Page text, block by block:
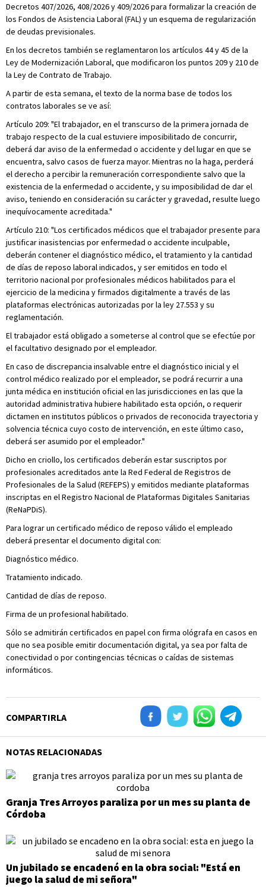
Decretos 407/2026, 408/2026 y 409/2026 para formalizar la creación de
los Fondos de Asistencia Laboral (FAL) y un esquema de regularización
de deudas previsionales.
En los decretos también se reglamentaron los artículos 44 y 45 de la
Ley de Modernización Laboral, que modificaron los puntos 209 y 210 de
la Ley de Contrato de Trabajo.
A partir de esta semana, el texto de la norma base de todos los
contratos laborales se ve así:
Artículo 209: "El trabajador, en el transcurso de la primera jornada de
trabajo respecto de la cual estuviere imposibilitado de concurrir,
deberá dar aviso de la enfermedad o accidente y del lugar en que se
encuentra, salvo casos de fuerza mayor. Mientras no la haga, perderá
el derecho a percibir la remuneración correspondiente salvo que la
existencia de la enfermedad o accidente, y su imposibilidad de dar el
aviso, teniendo en consideración su carácter y gravedad, resulte luego
inequívocamente acreditada."
Artículo 210: "Los certificados médicos que el trabajador presente para
justificar inasistencias por enfermedad o accidente inculpable,
deberán contener el diagnóstico médico, el tratamiento y la cantidad
de días de reposo laboral indicados, y ser emitidos en todo el
territorio nacional por profesionales médicos habilitados para el
ejercicio de la medicina y firmados digitalmente a través de las
plataformas electrónicas autorizadas por la ley 27.553 y su
reglamentación.
El trabajador está obligado a someterse al control que se efectúe por
el facultativo designado por el empleador.
En caso de discrepancia insalvable entre el diagnóstico inicial y el
control médico realizado por el empleador, se podrá recurrir a una
junta médica en institución oficial en las jurisdicciones en las que la
autoridad administrativa hubiere habilitado esta opción, o requerir
dictamen en institutos públicos o privados de reconocida trayectoria y
solvencia técnica cuyo costo de intervención, en este último caso,
deberá ser asumido por el empleador."
Dicho en criollo, los certificados deberán estar suscriptos por
profesionales acreditados ante la Red Federal de Registros de
Profesionales de la Salud (REFEPS) y emitidos mediante plataformas
inscriptas en el Registro Nacional de Plataformas Digitales Sanitarias
(ReNaPDiS).
Para lograr un certificado médico de reposo válido el empleado
deberá presentar el documento digital con:
Diagnóstico médico.
Tratamiento indicado.
Cantidad de días de reposo.
Firma de un profesional habilitado.
Sólo se admitirán certificados en papel con firma ológrafa en casos en
que no sea posible emitir documentación digital, ya sea por falta de
conectividad o por contingencias técnicas o caídas de sistemas
informáticos.
COMPARTIRLA
NOTAS RELACIONADAS
Granja Tres Arroyos paraliza por un mes su planta de
Córdoba
Un jubilado se encadenó en la obra social: "Está en
juego la salud de mi señora"